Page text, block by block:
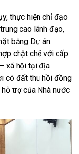
thực hiện chỉ đạo
cao lãnh đạo,
bằng Dự án.
chặt chẽ với cấp
xã hội tại địa
có đất thu hồi đồng
trợ của Nhà nước